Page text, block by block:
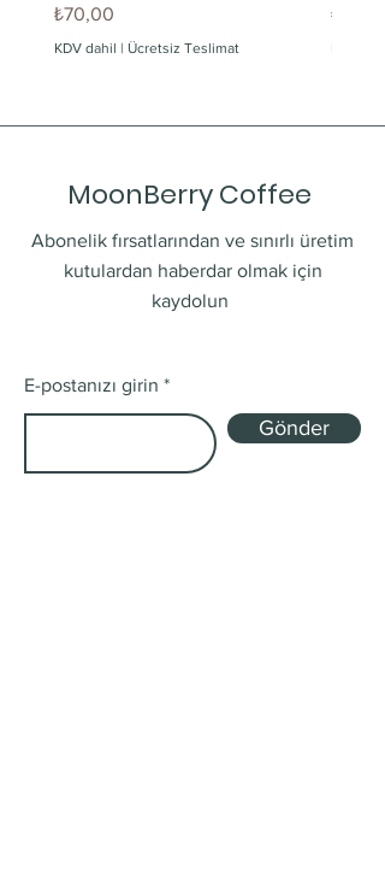
Fiyat
₺70,00
KDV dahil | Ücretsiz Teslimat
Fiyat
₺60,00
MoonBerry Coffee
Abonelik fırsatlarından ve sınırlı üretim
kutulardan haberdar olmak için
kaydolun
E-postanızı girin
Gönder